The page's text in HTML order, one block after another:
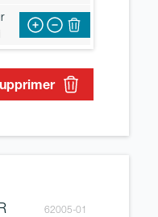
62005-01